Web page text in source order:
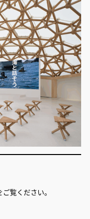
覧ください。